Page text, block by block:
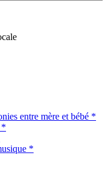
entre mère et bébé *
*
*